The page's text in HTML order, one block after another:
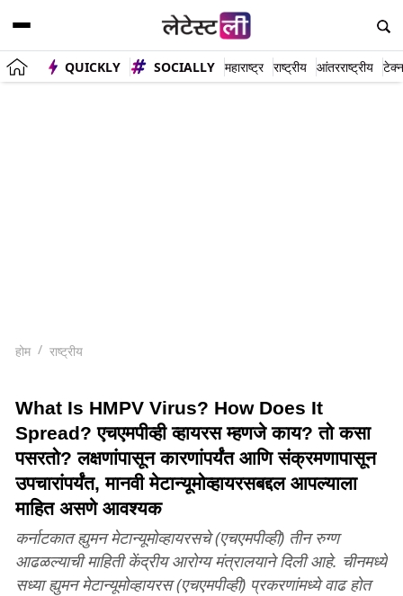
QUICKLY SOCIALLY महाराष्ट्र राष्ट्रीय आंतरराष्ट्रीय
होम राष्ट्रीय
What Is HMPV Virus? How Does It
Spread? एचएमपीव्ही व्हायरस म्हणजे काय? तो कसा
पसरतो? लक्षणांपासून कारणांपर्यंत आणि संक्रमणापासून
उपचारांपर्यंत, मानवी मेटान्यूमोव्हायरसबद्दल आपल्याला
माहित असणे आवश्यक
कर्नाटकात ह्युमन मेटान्यूमोव्हायरसचे (एचएमपीव्ही) तीन रुग्ण
आढळल्याची माहिती केंद्रीय आरोग्य मंत्रालयाने दिली आहे. चीनमध्ये
सध्या ह्युमन मेटान्यूमोव्हायरस (एचएमपीव्ही) प्रकरणांमध्ये वाढ होत